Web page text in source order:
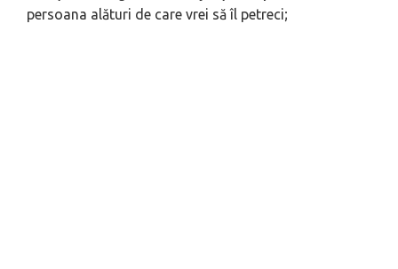
persoana alături de care vrei să îl petreci;